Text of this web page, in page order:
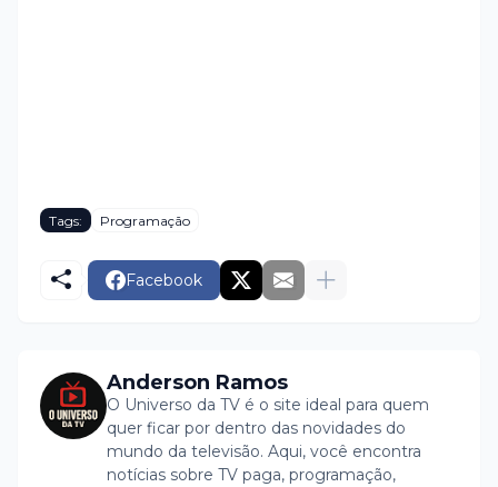
Tags: Programação
Facebook
Anderson Ramos
O Universo da TV é o site ideal para quem
quer ficar por dentro das novidades do
mundo da televisão. Aqui, você encontra
notícias sobre TV paga, programação,